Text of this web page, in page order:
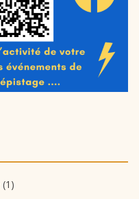
(1)